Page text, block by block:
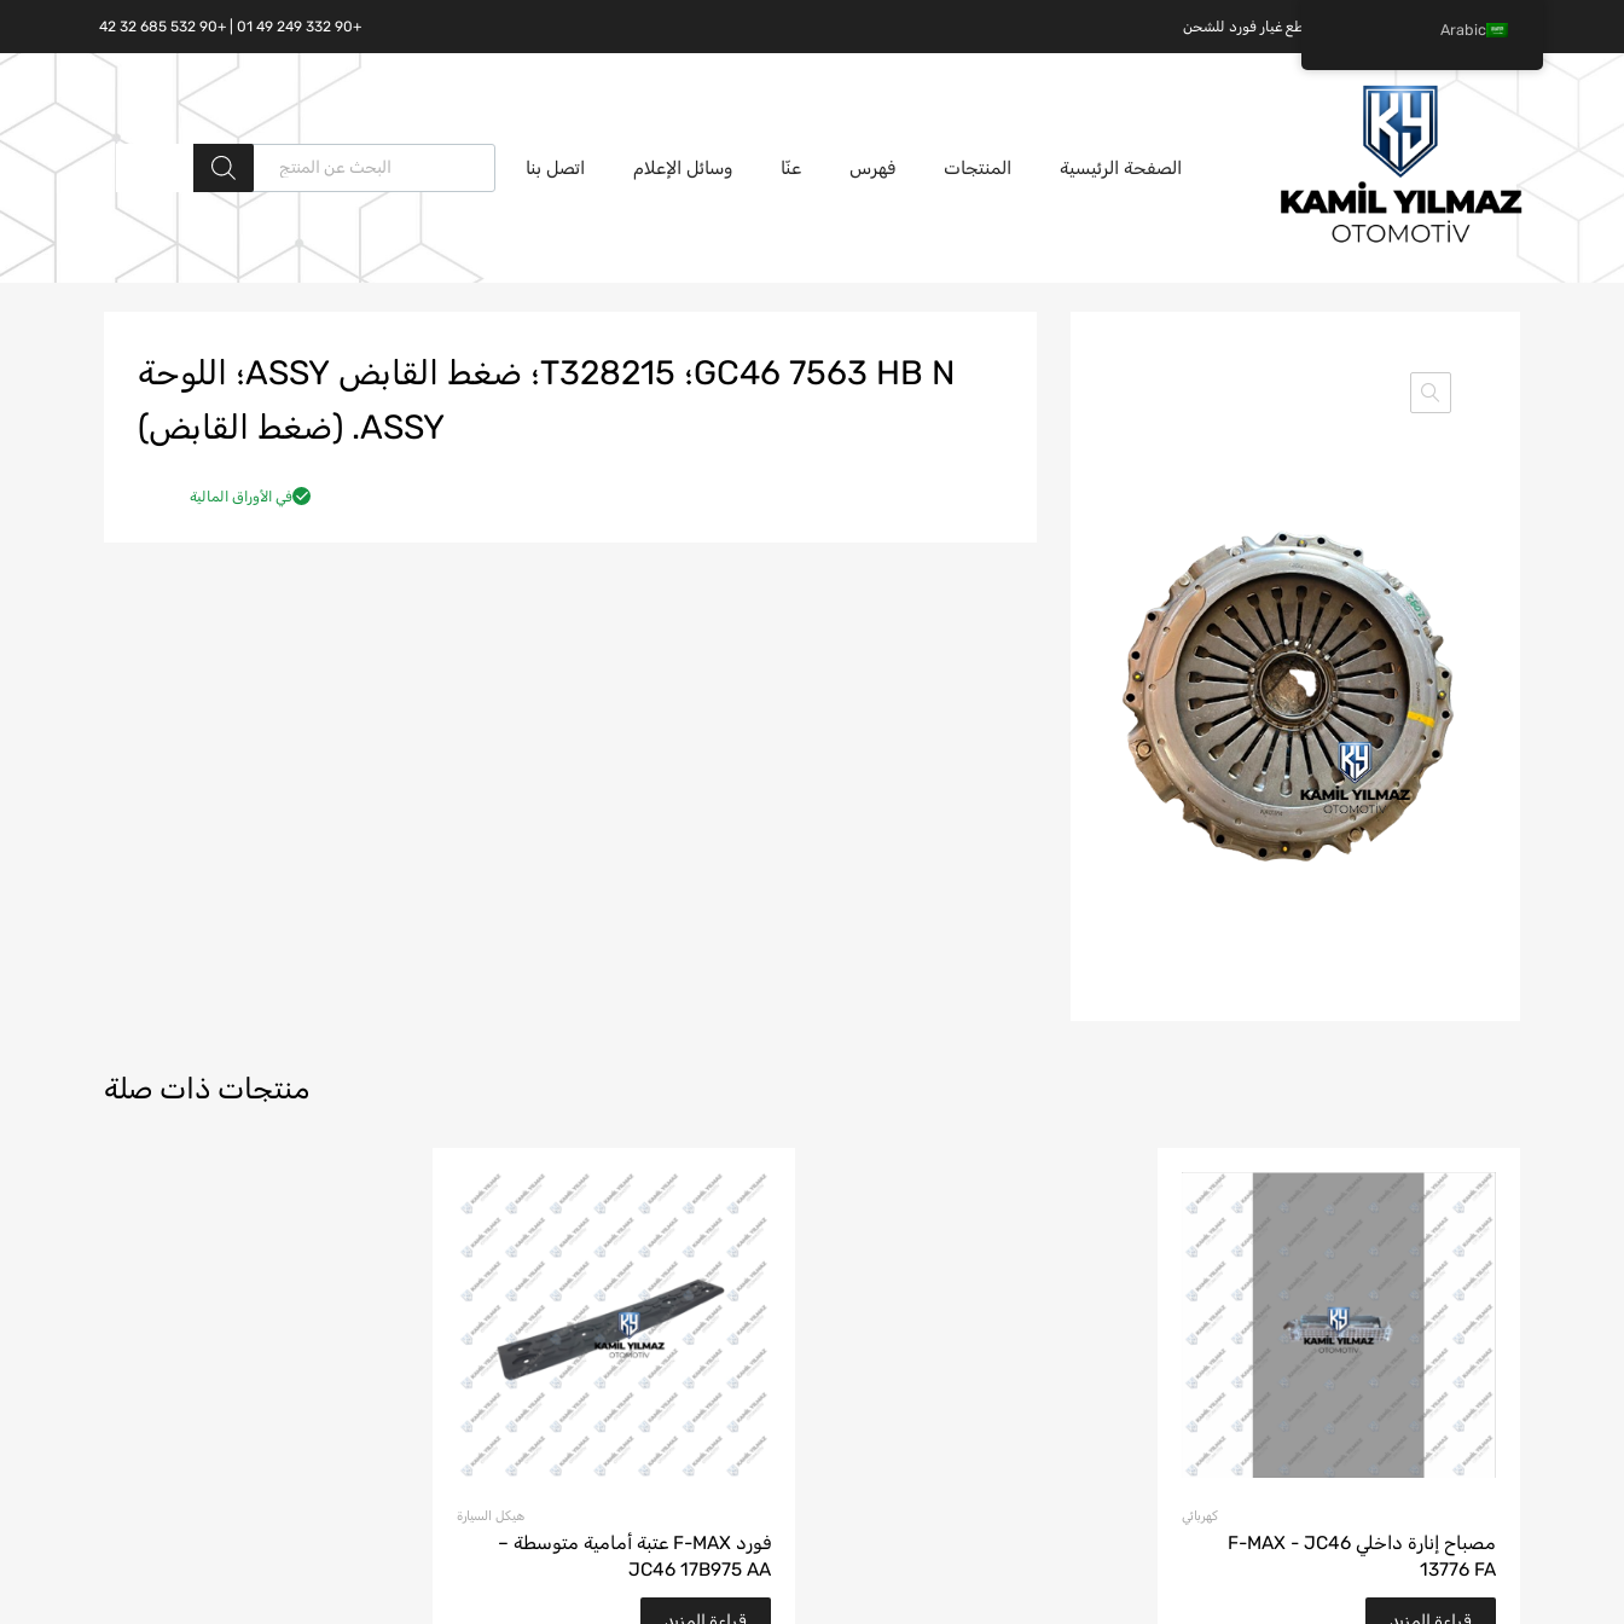
كميل يلماز للسيارات - عالم قطع غيار فورد للشحن +90 332 249 49 01 | +90 532 685 32 42
الصفحة الرئيسية المنتجات فهرس عنّا وسائل الإعلام اتصل بنا
البحث المنتجات
GC46 7563 HB N؛ T328215؛ ضغط القابض ASSY؛ اللوحة
ASSY. (ضغط القابض)
في الأوراق المالية
منتجات ذات صلة
كهربائي
مصباح إنارة داخلي F-MAX - JC46
13776 FA
هيكل السيارة
فورد F-MAX عتبة أمامية متوسطة –
JC46 17B975 AA
Arabic